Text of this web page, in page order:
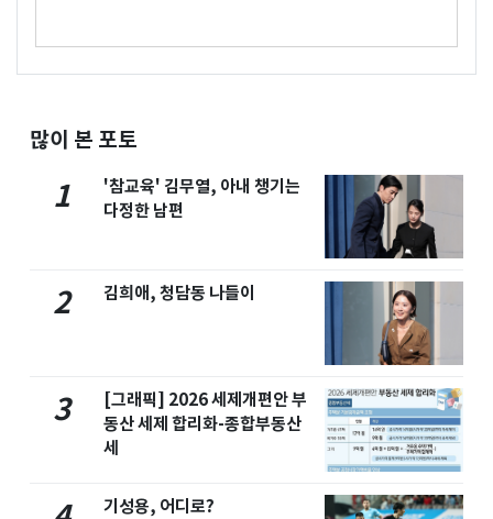
많이 본 포토
1
'참교육' 김무열, 아내 챙기는
다정한 남편
2 김희애, 청담동 나들이
3
[그래픽] 2026 세제개편안 부
동산 세제 합리화-종합부동산
세
기성용, 어디로?